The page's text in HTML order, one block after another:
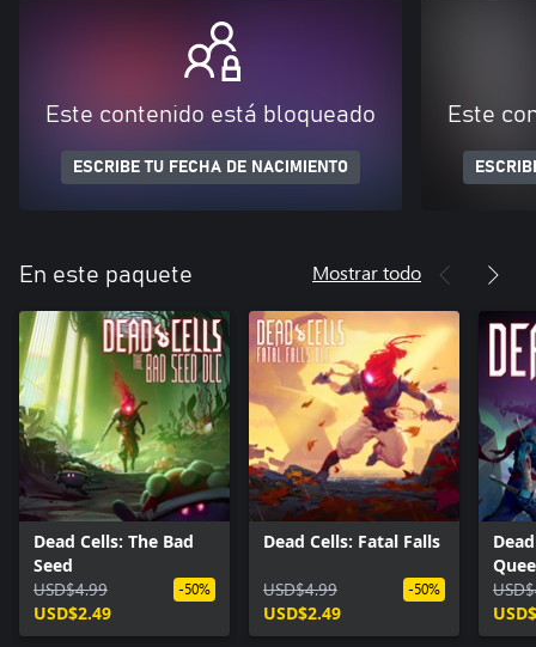
Este contenido está bloqueado
ESCRIBE TU FECHA DE NACIMIENTO
Este
En este paquete Mostrar todo
Dead Cells: The Bad
Seed
USD$4.99
USD$2.49
-50%
Dead Cells: Fatal Falls
USD$4.99
USD$2.49
-50%